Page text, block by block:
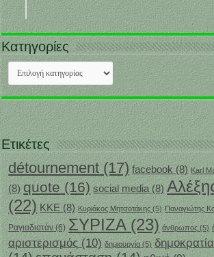
Κατηγορίες
Κατηγορίες
Ετικέτες
détournement(17) facebook(8) Karl
(8) quote(16) social media (8)
(22) ΚΚΕ(8) Κυριάκος Μητσοτάκης (5) Παναγιώτης
Ραγιαδιστάν (6) ΣΥΡΙΖΑ(23) άνθρωπος(5)
αριστερισμός(10) δημιουργία(5) δημοκρατία